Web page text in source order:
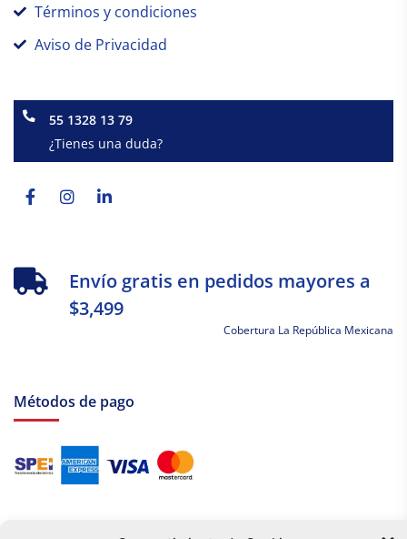
Términos y condiciones
Aviso de Privacidad
55 1328 13 79
¿Tienes una duda?
f
Envío gratis en pedidos mayores a
$3,499
Cobertura La República Mexicana
Métodos de pago